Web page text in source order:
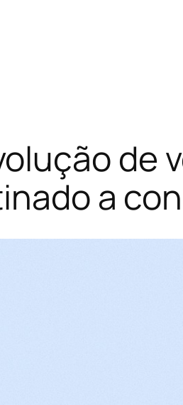
a